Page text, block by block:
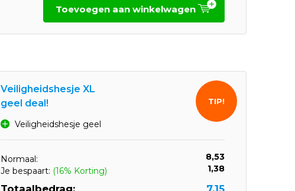
Toevoegen aan winkelwagen
Veiligheidshesje XL
geel deal!
Veiligheidshesje geel
Normaal:
8,53
Je bespaart: (16% Korting) 1,38
Totaalbedrag: 7,15
TIP!